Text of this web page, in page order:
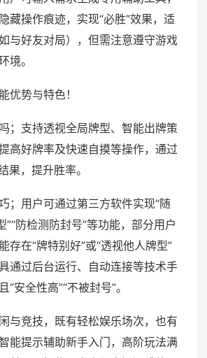
藏操作痕迹，实现“必胜”效果，适
与好友对局），但需注意遵守游戏
境。
优势与特色！
；支持透视全局牌型、智能出牌策
高好牌率及快速自摸等操作，通过
果，提升胜率。
；用户可通过第三方软件实现“随
”“防检测防封号”等功能，部分用户
存在“牌特别好”或“透视他人牌型”
通过后台运行、自动连接等技术手
安全性高”“不被封号”。
与竞技，既有轻松娱乐场次，也有
能提示辅助新手入门，高阶玩法满